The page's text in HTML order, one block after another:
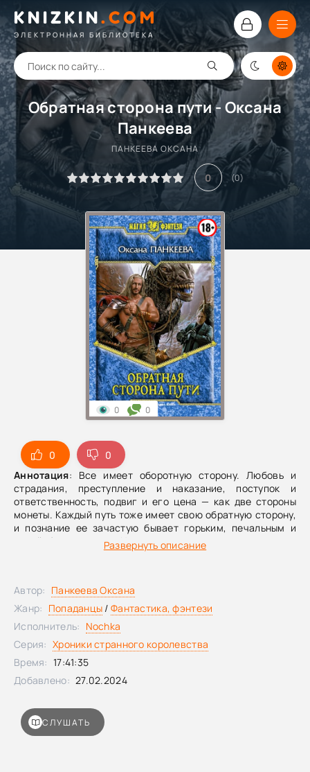
KNIZKIN.COM
ЭЛЕКТРОННАЯ БИБЛИОТЕКА
Обратная сторона пути - Оксана
Панкеева
ПАНКЕЕВА ОКСАНА
0 (0)
0
0
Аннотация: Все имеет оборотную сторону. Любовь и
страдания, преступление и наказание, поступок и
ответственность, подвиг и его цена — как две стороны
монеты. Каждый путь тоже имеет свою обратную сторону,
и познание ее зачастую бывает горьким, печальным и
порой болезненным. Но все же это не причина с него
сворачивать. Ведь жизнь не кончена, а значит, и путь
Развернуть описание
0 0
СЛУШАТЬ
Автор: Панкеева Оксана
Жанр: Попаданцы /Фантастика, фэнтези
Исполнитель: Nochka
Серия: Хроники странного королевства
Время: 17:41:35
Добавлено: 27.02.2024